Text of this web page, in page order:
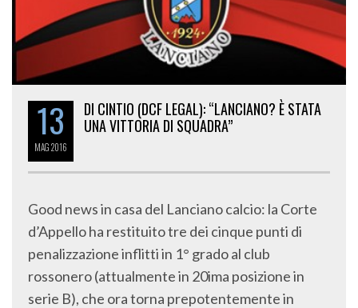
13
MAG2016
DI CINTIO (DCF LEGAL): “LANCIANO? È STATA
UNA VITTORIA DI SQUADRA”
Good news in casa del Lanciano calcio: la Corte
d’Appello ha restituito tre dei cinque punti di
penalizzazione inflitti in 1° grado al club
rossonero (attualmente in 20ima posizione in
serie B), che ora torna prepotentemente in